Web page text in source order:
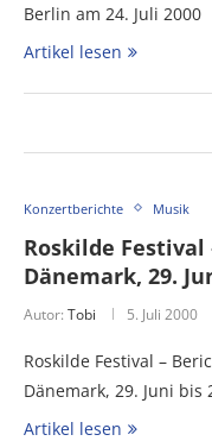
Berlin am 24. Juli 2000
Artikel lesen
Konzertberichte Musik
Roskilde
Dänemark, 29.
Autor: Tobi 5. Juli 2000
Roskilde Festival –
Dänemark, 29. Juni bis
Artikel lesen